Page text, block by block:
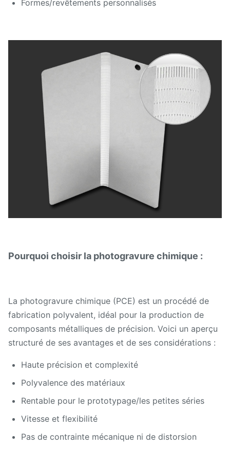
Formes/revêtements personnalisés
Pourquoi choisir la photogravure chimique :
La photogravure chimique (PCE) est un procédé de
fabrication polyvalent, idéal pour la production de
composants métalliques de précision. Voici un aperçu
structuré de ses avantages et de ses considérations :
Haute précision et complexité
Polyvalence des matériaux
Rentable pour le prototypage/les petites séries
Vitesse et flexibilité
Pas de contrainte mécanique ni de distorsion